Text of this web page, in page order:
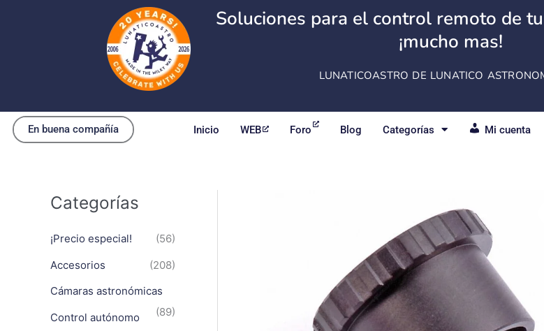
Soluciones para el control remoto de
¡mucho mas!
LUNATICOASTRO DE LUNATICO
En buena compañía Inicio WEB Foro Blog Categorías Mi cuenta
Categorías
¡Precio especial!
(56)
Accesorios
(208)
Cámaras astronómicas
(89)
Control autónomo